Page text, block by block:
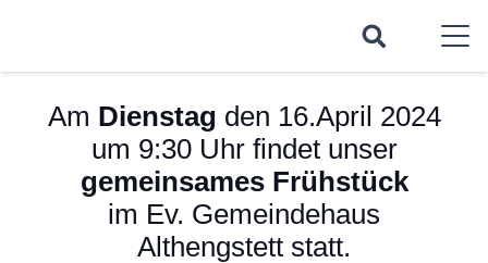
Am Dienstag den 16.April 2024
um 9:30 Uhr findet unser
gemeinsames Frühstück
im Ev. Gemeindehaus
Althengstett statt.